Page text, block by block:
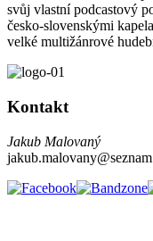
svůj vlastní podcastový
česko-slovenskými
velké multižánrové
Kontakt
Jakub Malovaný